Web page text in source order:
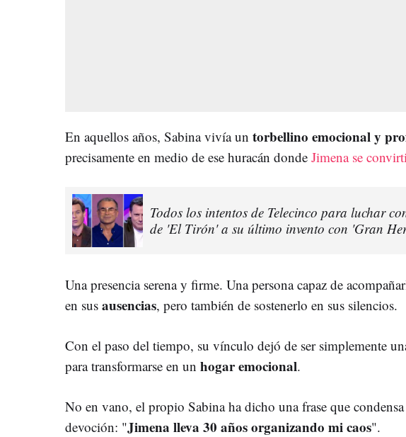
En aquellos años, Sabina vivía un torbellino emocional y
precisamente en medio de ese huracán donde Jimena se
Todos los intentos de Telecinco para luchar
de 'El Tirón' a su último invento con 'Gran
Una presencia serena y firme. Una persona capaz de
en sus ausencias, pero también de sostenerlo en sus silencios.
Con el paso del tiempo, su vínculo dejó de ser simplemente
para transformarse en un hogar emocional.
No en vano, el propio Sabina ha dicho una frase que
devoción: "Jimena lleva 30 años organizando mi caos".